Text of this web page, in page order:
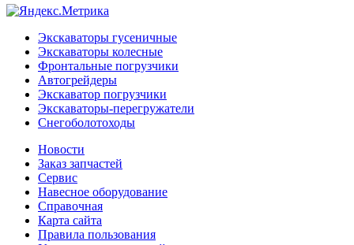
Экскаваторы гусеничные
Экскаваторы колесные
Фронтальные погрузчики
Автогрейдеры
Экскаватор погрузчики
Экскаваторы-перегружатели
Снегоболотоходы
Новости
Заказ запчастей
Сервис
Навесное оборудование
Справочная
Карта сайта
Правила пользования